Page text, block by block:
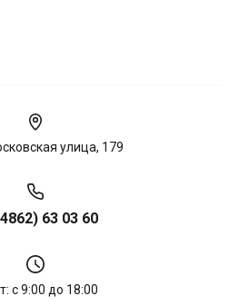
улица, 179
63 03 60
с 9:00 до 18:00